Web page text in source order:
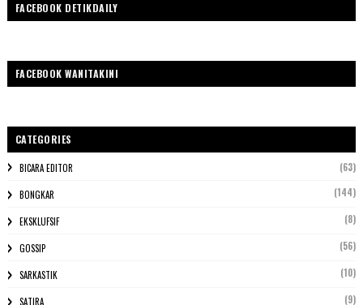
FACEBOOK DETIKDAILY
FACEBOOK WANITAKINI
CATEGORIES
BICARA EDITOR (63)
BONGKAR (144)
EKSKLUFSIF (8)
GOSSIP (56)
SARKASTIK (10)
SATIRA (9)